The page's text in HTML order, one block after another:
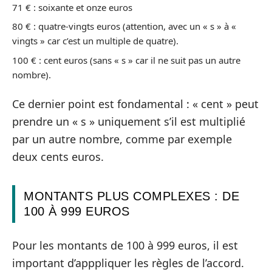
71 € : soixante et onze euros
80 € : quatre-vingts euros (attention, avec un « s » à «
vingts » car c’est un multiple de quatre).
100 € : cent euros (sans « s » car il ne suit pas un autre
nombre).
Ce dernier point est fondamental : « cent » peut
prendre un « s » uniquement s’il est multiplié
par un autre nombre, comme par exemple
deux cents euros.
MONTANTS PLUS COMPLEXES : DE
100 À 999 EUROS
Pour les montants de 100 à 999 euros, il est
important d’apppliquer les règles de l’accord.